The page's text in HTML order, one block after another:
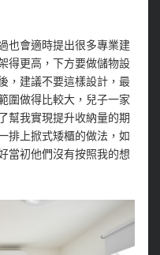
也會適時提出很多專業建
得更高，下方要做儲物設
，建議不要這樣設計，最
圍做得比較大，兒子一家
幫我實現提升收納量的期
排上掀式矮櫃的做法，如
當初他們沒有按照我的想